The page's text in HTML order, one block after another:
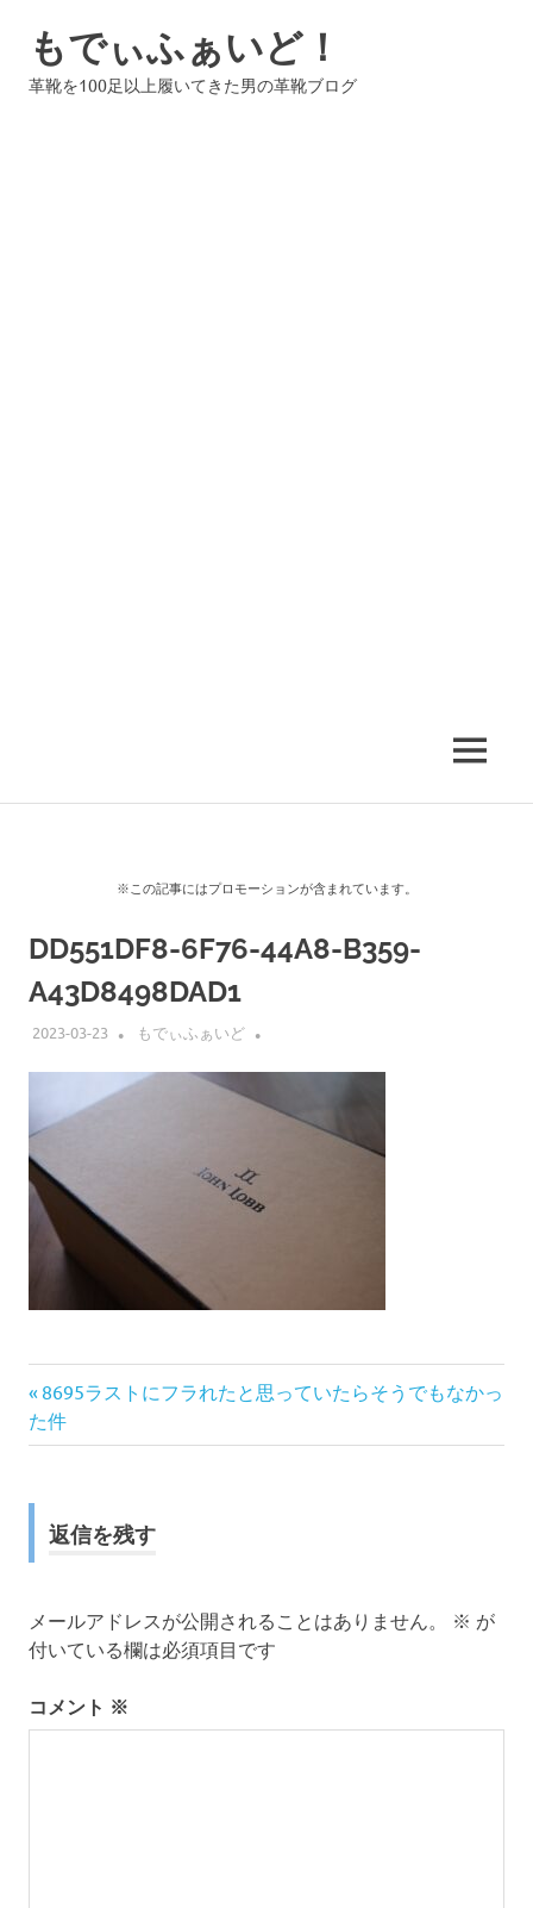
もでぃふぁいど！
革靴を100足以上履いてきた男の革靴ブログ
MENU
※この記事にはプロモーションが含まれています。
DD551DF8-6F76-44A8-B359-
A43D8498DAD1
2023-03-23 もでぃふぁいど
投
稿
ナ
ビ
ー
シ
前
の
記
8695ラストにフラれたと思っていたらそうでもなかっ
た件
返信を残す
メールアドレスが公開されることはありません。 ※ が
付いている欄は必須項目です
コメント ※